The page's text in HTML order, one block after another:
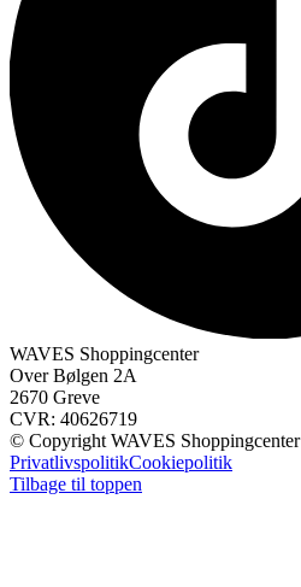
WAVES Shoppingcenter
Over Bølgen 2A
2670 Greve
CVR: 40626719
© Copyright WAVES Shoppingcenter
PrivatlivspolitikCookiepolitik
Tilbage til toppen